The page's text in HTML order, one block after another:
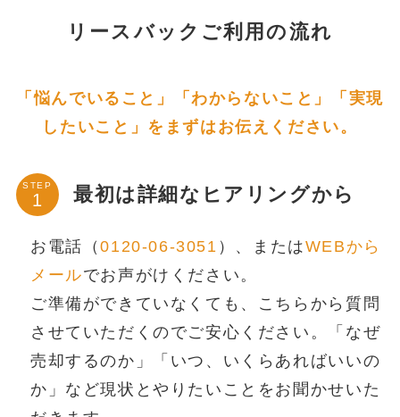
リースバックご利用の流れ
「悩んでいること」「わからないこと」「実現
したいこと」をまずはお伝えください。
STEP 最初は詳細なヒアリングから
お電話（0120-06-3051 ）、またはWEBから
メールでお声がけください。
ご準備ができていなくても、こちらから質問
させていただくのでご安心ください。「なぜ
売却するのか」「いつ、いくらあればいいの
か」など現状とやりたいことをお聞かせいた